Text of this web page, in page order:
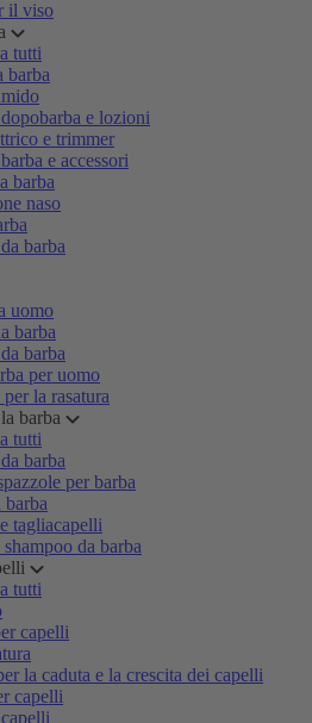
il viso
tutti
barba
e lozioni
e trimmer
e accessori
barba
naso
barba
uomo
barba
barba
per uomo
la rasatura
barba
tutti
barba
per barba
tagliacapelli
shampoo da barba
tutti
capelli
la caduta e la crescita dei capelli
capelli